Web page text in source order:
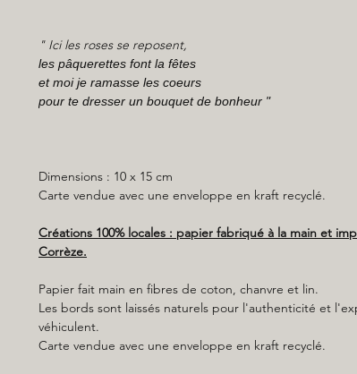
" Ici les roses se reposent,
les pâquerettes font la fêtes
et moi je ramasse les coeurs
pour te dresser un bouquet de bonheur "
Dimensions : 10 x 15 cm
Carte vendue avec une enveloppe en kraft recyclé.
Créations 100% locales : papier fabriqué à la main et
Corrèze.
Papier fait main en fibres de coton, chanvre et lin.
Les bords sont laissés naturels pour l'authenticité et
véhiculent.
Carte vendue avec une enveloppe en kraft recyclé.